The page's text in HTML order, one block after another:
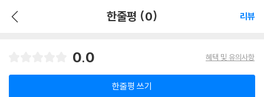
한줄평 (0) 리뷰
0.0 혜택 및 유의사항
한줄평 쓰기